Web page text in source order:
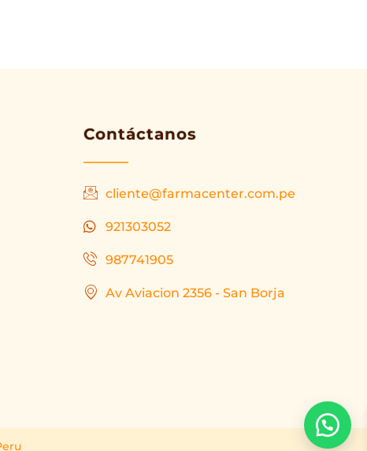
Contáctanos
cliente@farmacenter.com.pe
921303052
987741905
Av Aviacion 2356 - San Borja